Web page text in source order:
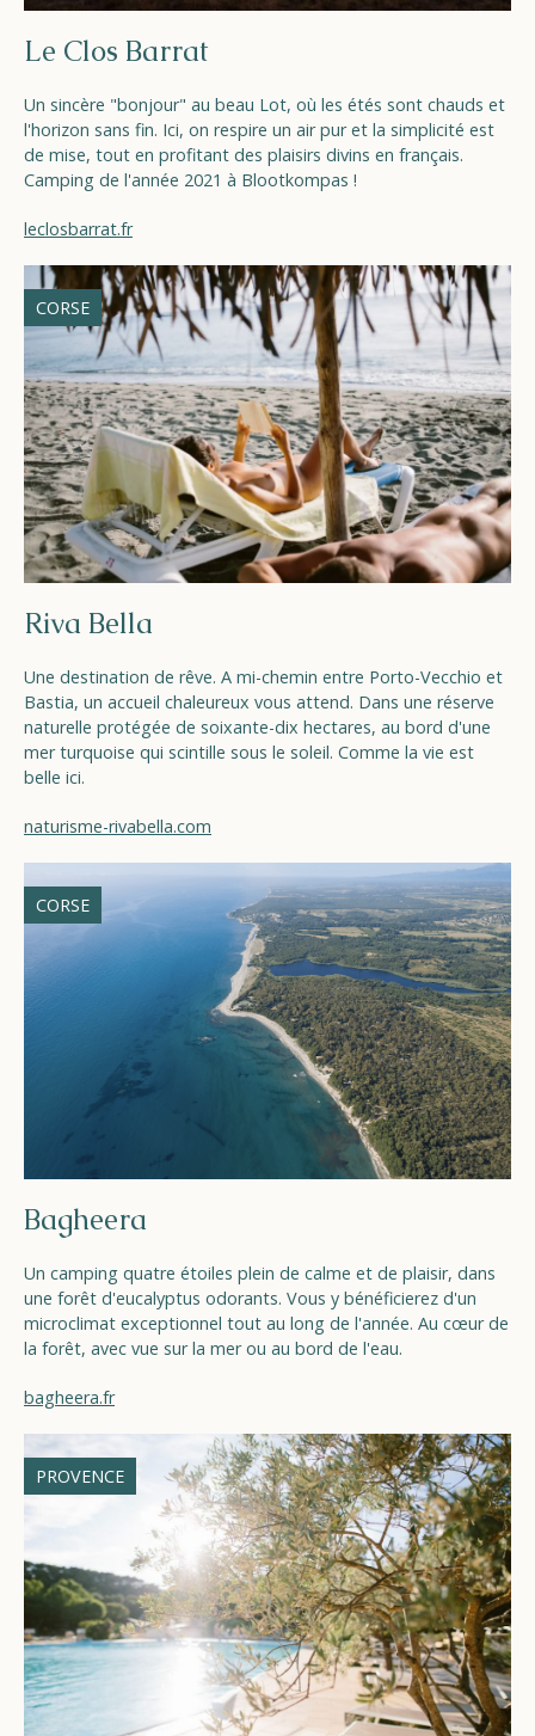
Le Clos Barrat
Un sincère "bonjour" au beau Lot, où les étés sont chauds et
l'horizon sans fin. Ici, on respire un air pur et la simplicité est
de mise, tout en profitant des plaisirs divins en français.
Camping de l'année 2021 à Blootkompas !
leclosbarrat.fr
CORSE
Riva Bella
Une destination de rêve. A mi-chemin entre Porto-Vecchio et
Bastia, un accueil chaleureux vous attend. Dans une réserve
naturelle protégée de soixante-dix hectares, au bord d'une
mer turquoise qui scintille sous le soleil. Comme la vie est
belle ici.
naturisme-rivabella.com
CORSE
Bagheera
Un camping quatre étoiles plein de calme et de plaisir, dans
une forêt d'eucalyptus odorants. Vous y bénéficierez d'un
microclimat exceptionnel tout au long de l'année. Au cœur de
la forêt, avec vue sur la mer ou au bord de l'eau.
bagheera.fr
PROVENCE